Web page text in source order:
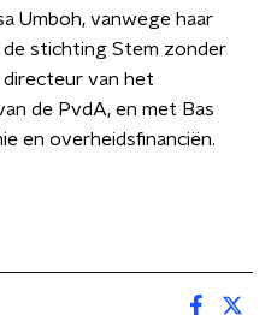
Umboh, vanwege haar
stichting Stem zonder
directeur van het
de PvdA, en met Bas
en overheidsfinanciën.